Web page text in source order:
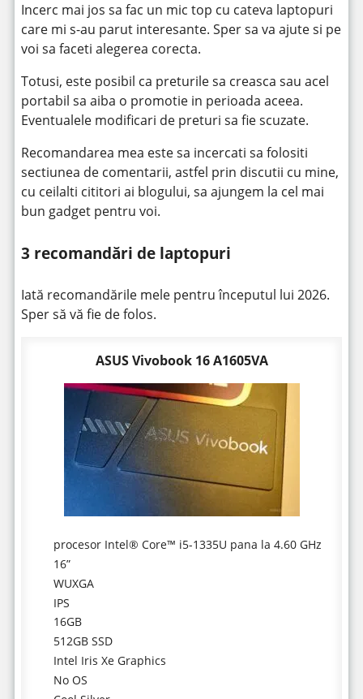
Incerc mai jos sa fac un mic top cu cateva laptopuri
care mi s-au parut interesante. Sper sa va ajute si pe
voi sa faceti alegerea corecta.
Totusi, este posibil ca preturile sa creasca sau acel
portabil sa aiba o promotie in perioada aceea.
Eventualele modificari de preturi sa fie scuzate.
Recomandarea mea este sa incercati sa folositi
sectiunea de comentarii, astfel prin discutii cu mine,
cu ceilalti cititori ai blogului, sa ajungem la cel mai
bun gadget pentru voi.
3 recomandări de laptopuri
Iată recomandările mele pentru începutul lui 2026.
Sper să vă fie de folos.
ASUS Vivobook 16 A1605VA
procesor Intel® Core™ i5-1335U pana la 4.60 GHz
16”
WUXGA
IPS
16GB
512GB SSD
Intel Iris Xe Graphics
No OS